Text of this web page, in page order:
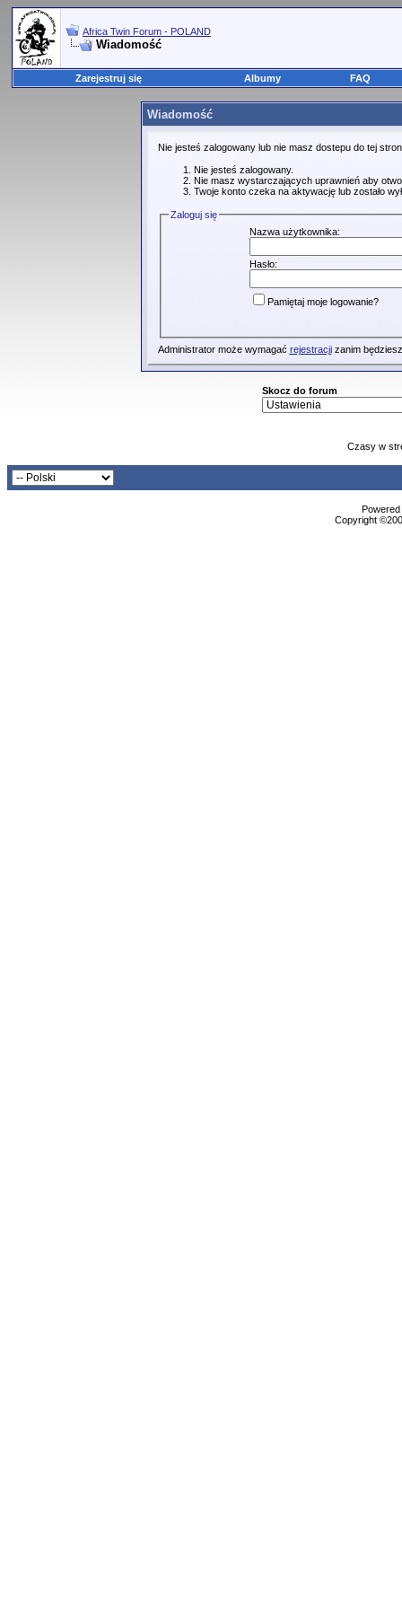
Africa Twin Forum - POLAND
Wiadomość
Zarejestruj się Albumy FAQ
Wiadomość
Nie jesteś zalogowany lub nie masz dostepu do tej
Nie jesteś zalogowany.
Nie masz wystarczających uprawnień aby
Twoje konto czeka na aktywację lub zostało
Zaloguj się
Nazwa użytkownika:
Hasło:
Pamiętaj moje logowanie?
Administrator może wymagać rejestracjizanim
Skocz do forum
Czasy w
Copyright